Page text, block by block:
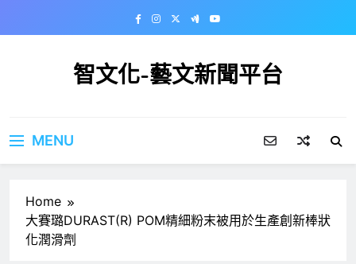
智文化-藝文新聞平台
MENU
Home
大賽璐DURAST(R) POM精細粉末被用於生產創新棒狀
化潤滑劑